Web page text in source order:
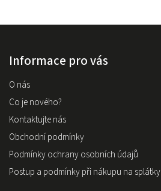
Informace pro vás
O nás
Co je nového?
Kontaktujte nás
Obchodní podmínky
Podmínky ochrany osobních údajů
Postup a podmínky při nákupu na splátky